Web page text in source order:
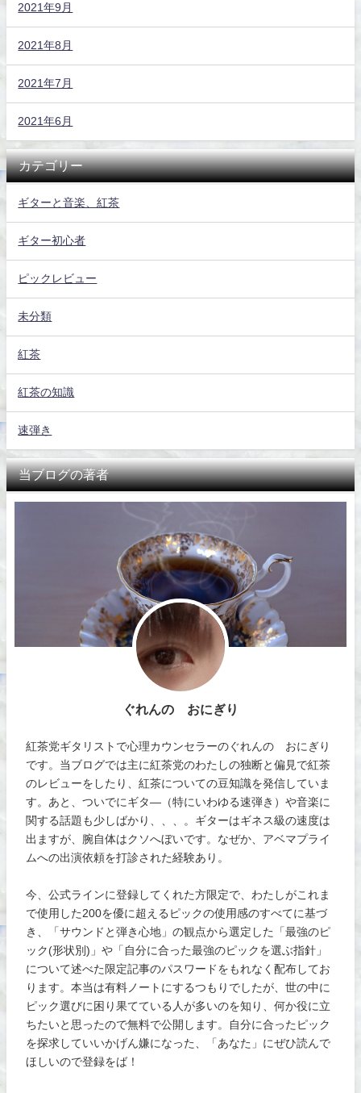
2021年9月
2021年8月
2021年7月
2021年6月
カテゴリー
ギターと音楽、紅茶
ギター初心者
ピックレビュー
未分類
紅茶
紅茶の知識
速弾き
当ブログの著者
ぐれんの おにぎり
紅茶党ギタリストで心理カウンセラーのぐれんの おにぎり
です。当ブログでは主に紅茶党のわたしの独断と偏見で紅茶
のレビューをしたり、紅茶についての豆知識を発信していま
す。あと、ついでにギタ―（特にいわゆる速弾き）や音楽に
関する話題も少しばかり、、、。ギターはギネス級の速度は
出ますが、腕自体はクソへぼいです。なぜか、アベマプライ
ムへの出演依頼を打診された経験あり。
今、公式ラインに登録してくれた方限定で、わたしがこれま
で使用した200を優に超えるピックの使用感のすべてに基づ
き、「サウンドと弾き心地」の観点から選定した「最強のピ
ック(形状別)」や「自分に合った最強のピックを選ぶ指針」
について述べた限定記事のパスワードをもれなく配布してお
ります。本当は有料ノートにするつもりでしたが、世の中に
ピック選びに困り果てている人が多いのを知り、何か役に立
ちたいと思ったので無料で公開します。自分に合ったピック
を探求していいかげん嫌になった、「あなた」にぜひ読んで
ほしいので登録をば！